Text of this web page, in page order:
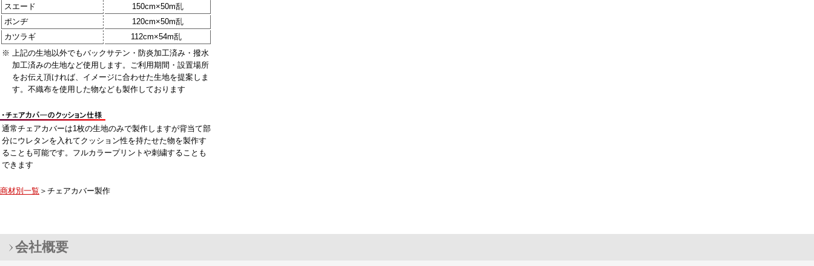
スエード
150cm×50m乱
ポンヂ
120cm×50m乱
カツラギ
112cm×54m乱
※ 上記の生地以外でもバックサテン・防炎加工済み・撥水
加工済みの生地など使用します。ご利用期間・設置場所
をお伝え頂ければ、イメージに合わせた生地を提案しま
す。不織布を使用した物なども製作しております
通常チェアカバーは1枚の生地のみで製作しますが背当て部
分にウレタンを入れてクッション性を持たせた物を製作す
ることも可能です。フルカラープリントや刺繍することも
できます
商材別一覧 ＞チェアカバー製作
会社概要